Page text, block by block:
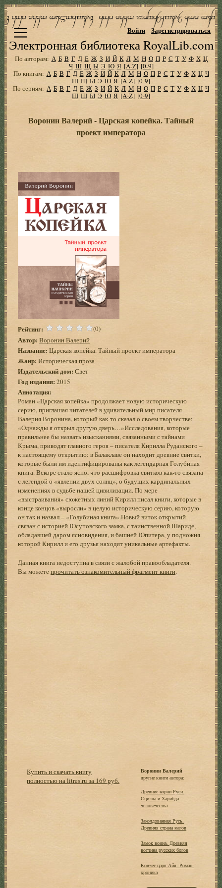
Электронная библиотека RoyalLib.com
Войти Зарегистрироваться
По авторам: А Б В Г Д Е Ж З И Й К Л М Н О П Р С Т У Ф Х Ц
Ч Ш Щ Ы Э Ю Я [A-Z] [0-9]
По книгам: А Б В Г Д Е Ж З И Й К Л М Н О П Р С Т У Ф Х Ц Ч
Ш Щ Ы Э Ю Я [A-Z] [0-9]
По сериям: А Б В Г Д Е Ж З И Й К Л М Н О П Р С Т У Ф Х Ц Ч
Ш Щ Ы Э Ю Я [A-Z] [0-9]
Воронин Валерий - Царская копейка. Тайный
проект императора
Рейтинг: (0)
Автор: Воронин Валерий
Название: Царская копейка. Тайный проект императора
Жанр: Историческая проза
Издательский дом: Свет
Год издания:2015
Аннотация:
Роман «Царская копейка» продолжает новую историческую
серию, приглашая читателей в удивительный мир писателя
Валерия Воронина, который как-то сказал о своем творчестве:
«Однажды я открыл другую дверь…»Исследования, которые
правильнее бы назвать изысканиями, связанными с тайнами
Крыма, приводят главного героя – писателя Кирилла Руданского –
к настоящему открытию: в Балаклаве он находит древние свитки,
которые были им идентифицированы как легендарная Голубиная
книга. Вскоре стало ясно, что расшифровка свитков как-то связана
с легендой о «явлении двух солнц», о будущих кардинальных
изменениях в судьбе нашей цивилизации. По мере
«выстраивания» сюжетных линий Кирилл писал книги, которые в
конце концов «выросли» в целую историческую серию, которую
он так и назвал – «Голубиная книга».Новый виток открытий
связан с историей Юсуповского замка, с таинственной Шариде,
обладавшей даром ясновидения, и башней Юпитера, у подножия
которой Кирилл и его друзья находят уникальные артефакты.
Данная книга недоступна в связи с жалобой правообладателя.
Вы можетепрочитать ознакомительный фрагмент книги.
Купить и скачать книгу
полностью на litres.ru за 169 руб.
Воронин Валерий
другие книги автора:
Древние корни Руси.
Сцилла и Харибда
человечества
Заколдованная Русь.
Древняя страна магов
Замок воина. Древняя
вотчина русских богов
Ковчег царя Айя. Роман-
хроника